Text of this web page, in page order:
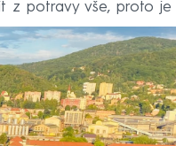
z potravy vše, proto je